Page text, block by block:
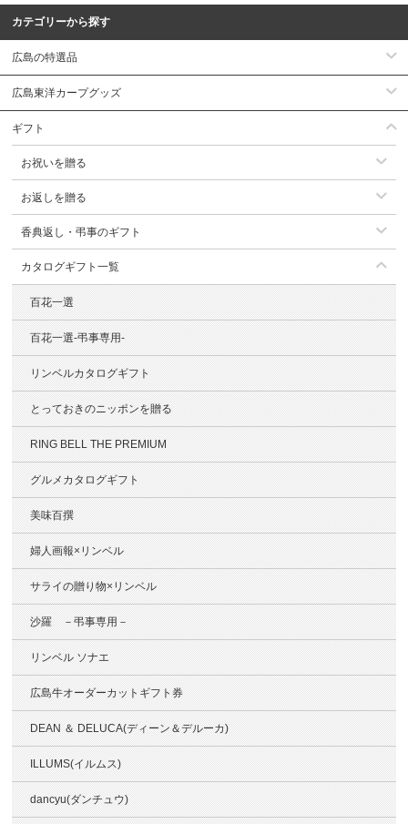
カテゴリーから探す
広島の特選品
広島東洋カープグッズ
ギフト
お祝いを贈る
お返しを贈る
香典返し・弔事のギフト
カタログギフト一覧
百花一選
百花一選-弔事専用-
リンベルカタログギフト
とっておきのニッポンを贈る
RING BELL THE PREMIUM
グルメカタログギフト
美味百撰
婦人画報×リンベル
サライの贈り物×リンベル
沙羅 －弔事専用－
リンベル ソナエ
広島牛オーダーカットギフト券
DEAN ＆ DELUCA(ディーン＆デルーカ)
ILLUMS(イルムス)
dancyu(ダンチュウ)